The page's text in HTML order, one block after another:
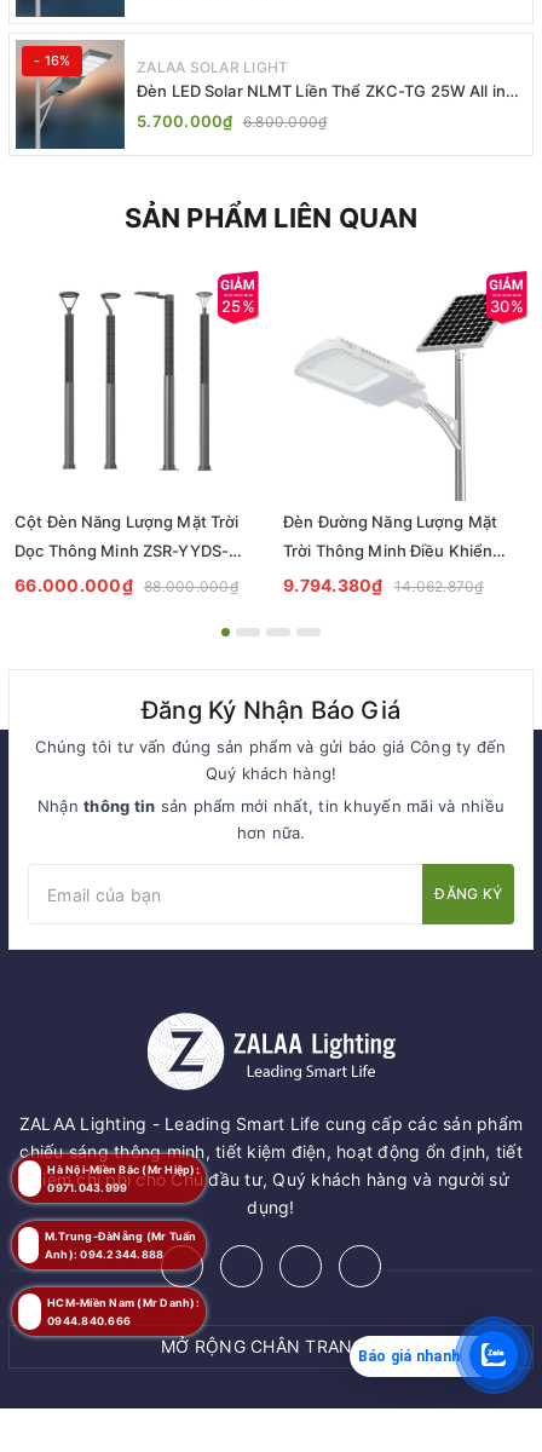
- 16% ZALAA SOLAR LIGHT
Đèn LED Solar NLMT Liền Thể ZKC-TG 25W All in
One | ZALAA Street Light
5.700.000₫ 6.800.000₫
SẢN PHẨM LIÊN QUAN
25%
Cột Đèn Năng Lượng Mặt Trời
Dọc Thông Minh ZSR-YYDS-
360 | ZALAA Jsc
66.000.000₫ 88.000.000₫
30%
Đèn Đường Năng Lượng Mặt
Trời Thông Minh Điều Khiển
MPPT ZL-GMX01 ZALAA
9.794.380₫ 14.062.870₫
Đăng Ký Nhận Báo Giá
Chúng tôi tư vấn đúng sản phẩm và gửi báo giá Công ty đến
Quý khách hàng!
Nhậnthông tin sản phẩm mới nhất, tin khuyến mãi và nhiều
hơn nữa.
ĐĂNG KÝ
ZALAA Lighting - Leading Smart Life cung cấp các sản phẩm
chiếu sáng thông minh, tiết kiệm điện, hoạt động ổn định, tiết
kiệm chi phí cho Chủ đầu tư, Quý khách hàng và người sử
dụng!
MỞ RỘNG CHÂN TRANG
HCM-Miền Nam (Mr Danh):
0944.840.666
Hà Nội-Miền Bắc (Mr Hiệp):
0971.043.999
M.Trung-ĐàNẵng (Mr Tuấn
Anh): 094.2344.888
Báo giá nhanh